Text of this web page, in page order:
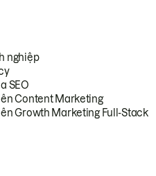
nghiệp
SEO
Content Marketing
Growth Marketing Full-Stack